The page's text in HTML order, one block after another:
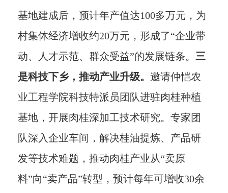
基地建成后，预计年产值达100多万元，为
村集体经济增收约20万元，形成了“企业带
动、人才示范、群众受益”的发展链条。 三
是科技下乡，推动产业升级。 邀请仲恺农
业工程学院科技特派员团队进驻肉桂种植
基地，开展肉桂深加工技术研究。专家团
队深入企业车间，解决桂油提炼、产品研
发等技术难题，推动肉桂产业从“卖原
料”向“卖产品”转型，预计每年可增收30余